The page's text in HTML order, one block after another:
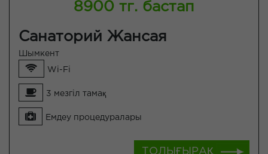
8900 тг. бастап
Санаторий Жансая
Шымкент
Wi-Fi
3 мезгіл тамақ
Емдеу процедуралары
ТОЛЫҒЫРАҚ